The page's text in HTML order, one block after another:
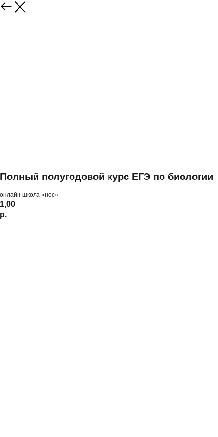
Полный полугодовой курс ЕГЭ по биологии
онлайн-школа «ноо»
1,00
р.